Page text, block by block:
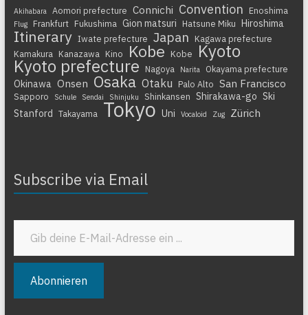
Akihabara Aomori prefecture Connichi Convention Enoshima
Flug Frankfurt Fukushima Gion matsuri Hatsune Miku Hiroshima
Itinerary Iwate prefecture Japan
Kagawa prefecture
Kamakura Kanazawa Kino Kobe Kobe Kyoto
Kyoto prefecture Nagoya Narita Okayama prefecture
Okinawa Onsen Osaka Otaku Palo Alto San Francisco
Sapporo Schule Sendai Shinjuku Shinkansen Shirakawa-go Ski
Stanford
Takayama Tokyo Uni Vocaloid Zug Zürich
Subscribe via Email
Gib deine E-Mail-Adresse ein ...
Abonnieren